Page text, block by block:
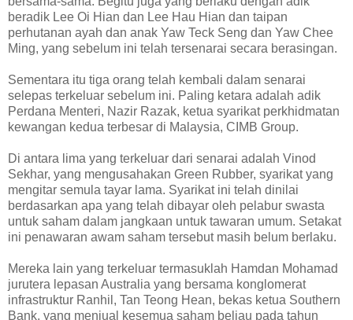
beradik Lee Oi Hian dan Lee Hau Hian dan taipan
perhutanan ayah dan anak Yaw Teck Seng dan Yaw Chee
Ming, yang sebelum ini telah tersenarai secara berasingan.
Sementara itu tiga orang telah kembali dalam senarai
selepas terkeluar sebelum ini. Paling ketara adalah adik
Perdana Menteri, Nazir Razak, ketua syarikat perkhidmatan
kewangan kedua terbesar di Malaysia, CIMB Group.
Di antara lima yang terkeluar dari senarai adalah Vinod
Sekhar, yang mengusahakan Green Rubber, syarikat yang
mengitar semula tayar lama. Syarikat ini telah dinilai
berdasarkan apa yang telah dibayar oleh pelabur swasta
untuk saham dalam jangkaan untuk tawaran umum. Setakat
ini penawaran awam saham tersebut masih belum berlaku.
Mereka lain yang terkeluar termasuklah Hamdan Mohamad
jurutera lepasan Australia yang bersama konglomerat
infrastruktur Ranhil, Tan Teong Hean, bekas ketua Southern
Bank, yang menjual kesemua saham beliau pada tahun